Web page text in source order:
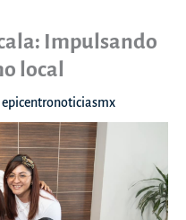
Impulsando
local
epicentronoticiasmx